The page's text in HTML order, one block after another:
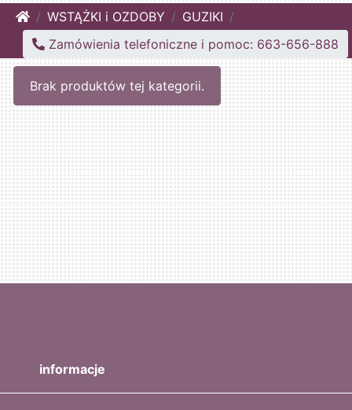
HomeWSTĄŻKI i OZDOBY
GUZIKI
Zamówienia telefoniczne i pomoc: 663-656-888
Brak produktów tej kategorii.
informacje